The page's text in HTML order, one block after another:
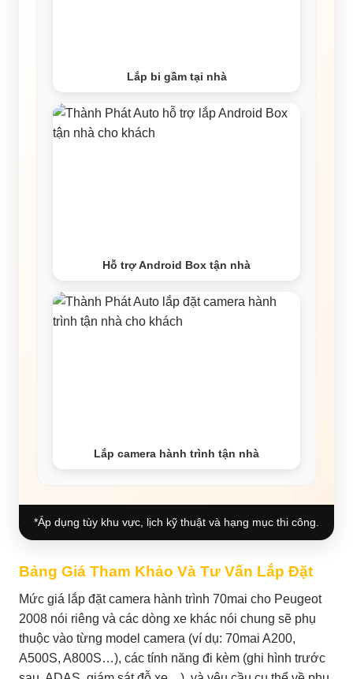
Lắp bi gầm tại nhà
Hỗ trợ Android Box tận nhà
Lắp camera hành trình tận nhà
*Áp dụng tùy khu vực, lịch kỹ thuật và hạng mục thi công.
Bảng Giá Tham Khảo Và Tư Vấn Lắp Đặt
Mức giá lắp đặt camera hành trình 70mai cho Peugeot
2008 nói riêng và các dòng xe khác nói chung sẽ phụ
thuộc vào từng model camera (ví dụ: 70mai A200,
A500S, A800S…), các tính năng đi kèm (ghi hình trước